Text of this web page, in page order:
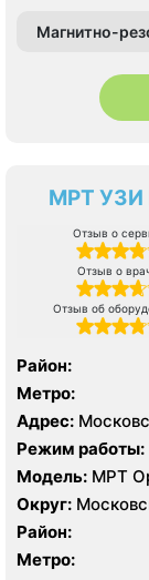
Магнитно-
МРТ УЗИ
Отзыв о
Отзыв о
Отзыв об
Район:
Метро:
Адрес:
Режим работы:
Модель: МРТ
Округ:
Район:
Метро: